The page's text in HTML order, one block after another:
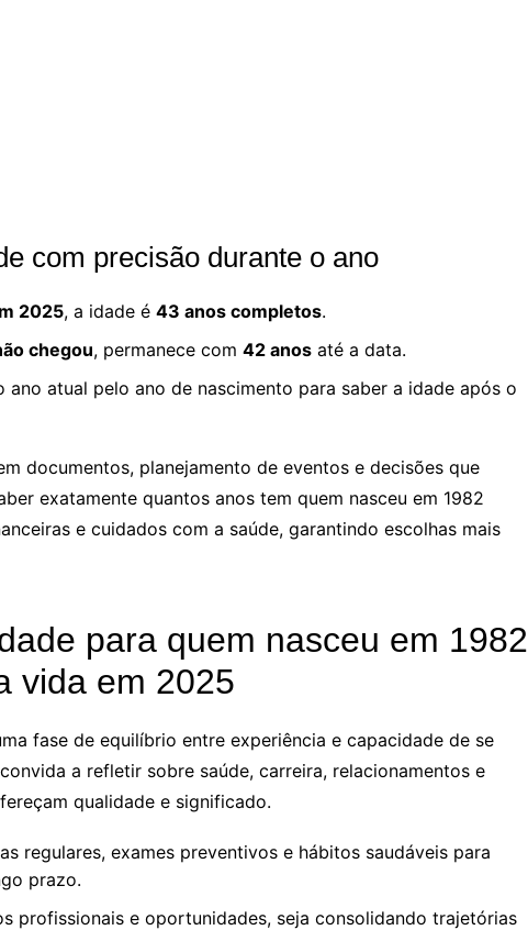
com precisão durante o ano
2025, a idade é 43 anos completos.
chegou, permanece com 42 anos até a data.
ano atual pelo ano de nascimento para saber a idade após o
documentos, planejamento de eventos e decisões que
exatamente quantos anos tem quem nasceu em 1982
e cuidados com a saúde, garantindo escolhas mais
para quem nasceu em 1982
vida em 2025
fase de equilíbrio entre experiência e capacidade de se
a refletir sobre saúde, carreira, relacionamentos e
qualidade e significado.
regulares, exames preventivos e hábitos saudáveis para
prazo.
profissionais e oportunidades, seja consolidando trajetórias